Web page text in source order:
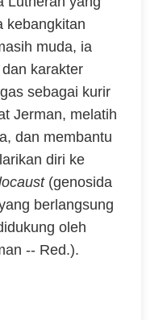
kebangkitan
muda, ia
karakter
sebagai kurir
Jerman, melatih
dan membantu
diri ke
(genosida
berlangsung
oleh
-- Red.).